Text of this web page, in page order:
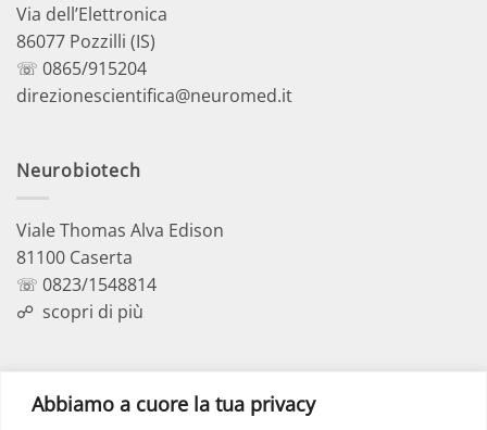
Abbiamo a cuore la tua privacy
Via dell’Elettronica
86077 Pozzilli (IS)
☏ 0865/915204
direzionescientifica@neuromed.it
Neurobiotech
Viale Thomas Alva Edison
81100 Caserta
☏ 0823/1548814
☍ scopri di più